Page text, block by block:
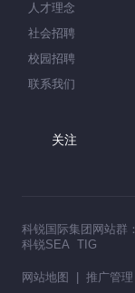
人才理念
社会招聘
校园招聘
联系我们
关注
科锐国际集团网站群：
科锐SEA TIG
网站地图 推广管理